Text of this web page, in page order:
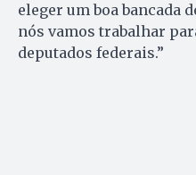
eleger um boa bancada
nós vamos trabalhar
deputados federais.”